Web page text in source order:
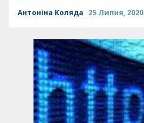
Антоніна Коляда 25 Липня, 2020